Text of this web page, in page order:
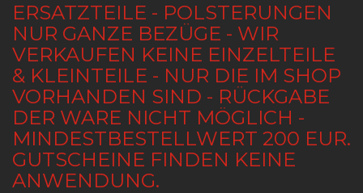
ERSATZTEILE - POLSTERUNGEN
NUR GANZE BEZÜGE - WIR
VERKAUFEN KEINE EINZELTEILE
& KLEINTEILE - NUR DIE IM SHOP
VORHANDEN SIND - RÜCKGABE
DER WARE NICHT MÖGLICH -
MINDESTBESTELLWERT 200 EUR.
GUTSCHEINE FINDEN KEINE
ANWENDUNG.